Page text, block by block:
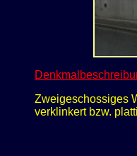
Zweigeschossiges
verklinkert bzw.